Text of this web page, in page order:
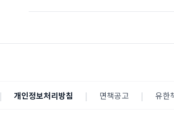
| 개인정보처리방침 | 면책공고 | 유한